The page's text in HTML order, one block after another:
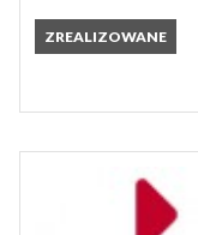
ZREALIZOWANE